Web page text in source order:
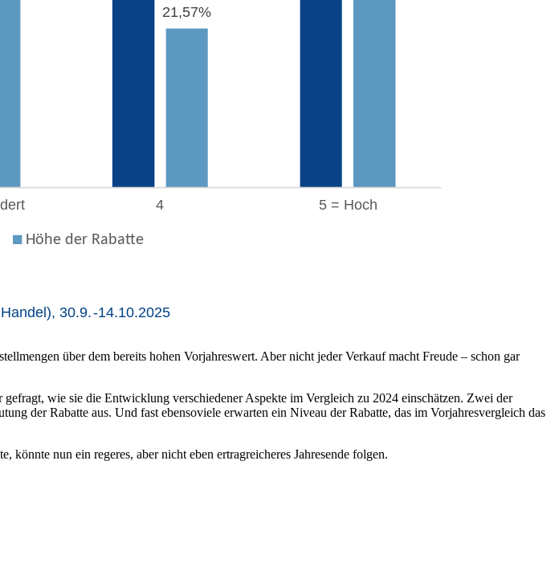
über dem bereits hohen Vorjahreswert. Aber nicht jeder Verkauf macht Freude – schon gar
wie sie die Entwicklung verschiedener Aspekte im Vergleich zu 2024 einschätzen. Zwei der
der Rabatte aus. Und fast ebensoviele erwarten ein Niveau der Rabatte, das im Vorjahresvergleich das
nun ein regeres, aber nicht eben ertragreicheres Jahresende folgen.